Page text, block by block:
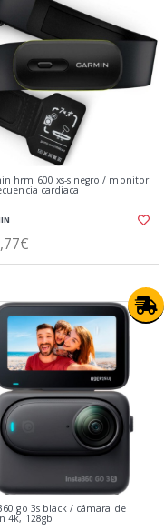
hrm 600 xs-s negro / monitor
cardiaca
go 3s black / cámara de
4k, 128gb